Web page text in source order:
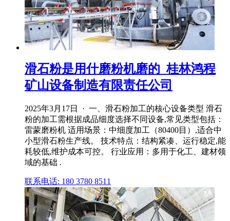
滑石粉是用什磨粉机磨的_桂林鸿程
矿山设备制造有限责任公司
2025年3月17日 · 一、滑石粉加工的核心设备类型 滑石
粉的加工需根据成品细度选择不同设备,常见类型包括：
雷蒙磨粉机 适用场景：中细度加工（80400目）,适合中
小型滑石粉生产线。 技术特点：结构紧凑、运行稳定,能
耗较低,维护成本可控。 行业应用：多用于化工、建材领
域的基础 .
联系电话: 180 3780 8511